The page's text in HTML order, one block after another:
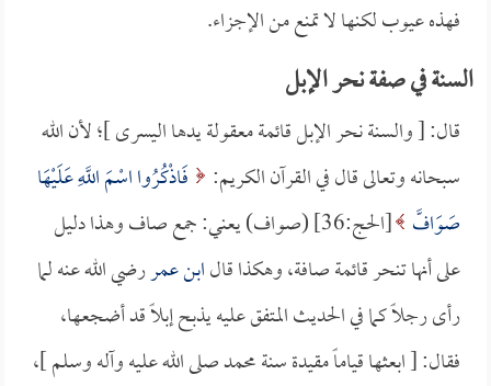
فهذه عيوب لكنها لا تمنع من الإجزاء.
السنة في صفة نحر الإبل
قال: [ والسنة نحر الإبل قائمة معقولة يدها اليسرى ]؛ لأن الله
سبحانه وتعالى قال في القرآن الكريم:
فَاذْكُرُوا اسْمَ اللَّهِ عَلَيْهَا
صَوَافَّ
[الحج:36] (صواف) يعني: جمع صاف وهذا دليل
على أنها تنحر قائمة صافة، وهكذا قالابن عمررضي الله عنه لما
رأى رجلاً كما في الحديث المتفق عليه يذبح إبلاً قد أضجعها،
فقال: [ ابعثها قياماً مقيدة سنة محمد صلى الله عليه وآله وسلم ]،